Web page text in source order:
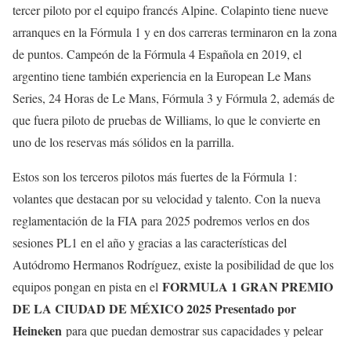
tercer piloto por el equipo francés Alpine. Colapinto tiene nueve
arranques en la Fórmula 1 y en dos carreras terminaron en la zona
de puntos. Campeón de la Fórmula 4 Española en 2019, el
argentino tiene también experiencia en la European Le Mans
Series, 24 Horas de Le Mans, Fórmula 3 y Fórmula 2, además de
que fuera piloto de pruebas de Williams, lo que le convierte en
uno de los reservas más sólidos en la parrilla.
Estos son los terceros pilotos más fuertes de la Fórmula 1:
volantes que destacan por su velocidad y talento. Con la nueva
reglamentación de la FIA para 2025 podremos verlos en dos
sesiones PL1 en el año y gracias a las características del
Autódromo Hermanos Rodríguez, existe la posibilidad de que los
equipos pongan en pista en el FORMULA 1 GRAN PREMIO
DE LA CIUDAD DE MÉXICO 2025 Presentado por
Heineken para que puedan demostrar sus capacidades y pelear